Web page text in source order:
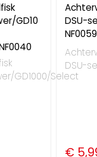
GD10
GD1000/Select
DSU-
NF0059
DSU-
€